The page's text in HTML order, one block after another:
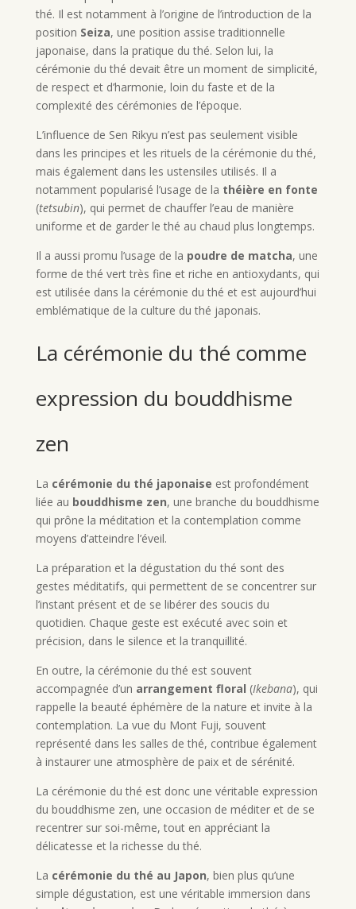
thé. Il est notamment à l’origine de l’introduction de la
position Seiza, une position assise traditionnelle
japonaise, dans la pratique du thé. Selon lui, la
cérémonie du thé devait être un moment de simplicité,
de respect et d’harmonie, loin du faste et de la
complexité des cérémonies de l’époque.
L’influence de Sen Rikyu n’est pas seulement visible
dans les principes et les rituels de la cérémonie du thé,
mais également dans les ustensiles utilisés. Il a
notamment popularisé l’usage de la théière en fonte
(tetsubin), qui permet de chauffer l’eau de manière
uniforme et de garder le thé au chaud plus longtemps.
Il a aussi promu l’usage de la poudre de matcha, une
forme de thé vert très fine et riche en antioxydants, qui
est utilisée dans la cérémonie du thé et est aujourd’hui
emblématique de la culture du thé japonais.
La cérémonie du thé comme
expression du bouddhisme
zen
La cérémonie du thé japonaise est profondément
liée au bouddhisme zen, une branche du bouddhisme
qui prône la méditation et la contemplation comme
moyens d’atteindre l’éveil.
La préparation et la dégustation du thé sont des
gestes méditatifs, qui permettent de se concentrer sur
l’instant présent et de se libérer des soucis du
quotidien. Chaque geste est exécuté avec soin et
précision, dans le silence et la tranquillité.
En outre, la cérémonie du thé est souvent
accompagnée d’un arrangement floral (Ikebana), qui
rappelle la beauté éphémère de la nature et invite à la
contemplation. La vue du Mont Fuji, souvent
représenté dans les salles de thé, contribue également
à instaurer une atmosphère de paix et de sérénité.
La cérémonie du thé est donc une véritable expression
du bouddhisme zen, une occasion de méditer et de se
recentrer sur soi-même, tout en appréciant la
délicatesse et la richesse du thé.
La cérémonie du thé au Japon, bien plus qu’une
simple dégustation, est une véritable immersion dans